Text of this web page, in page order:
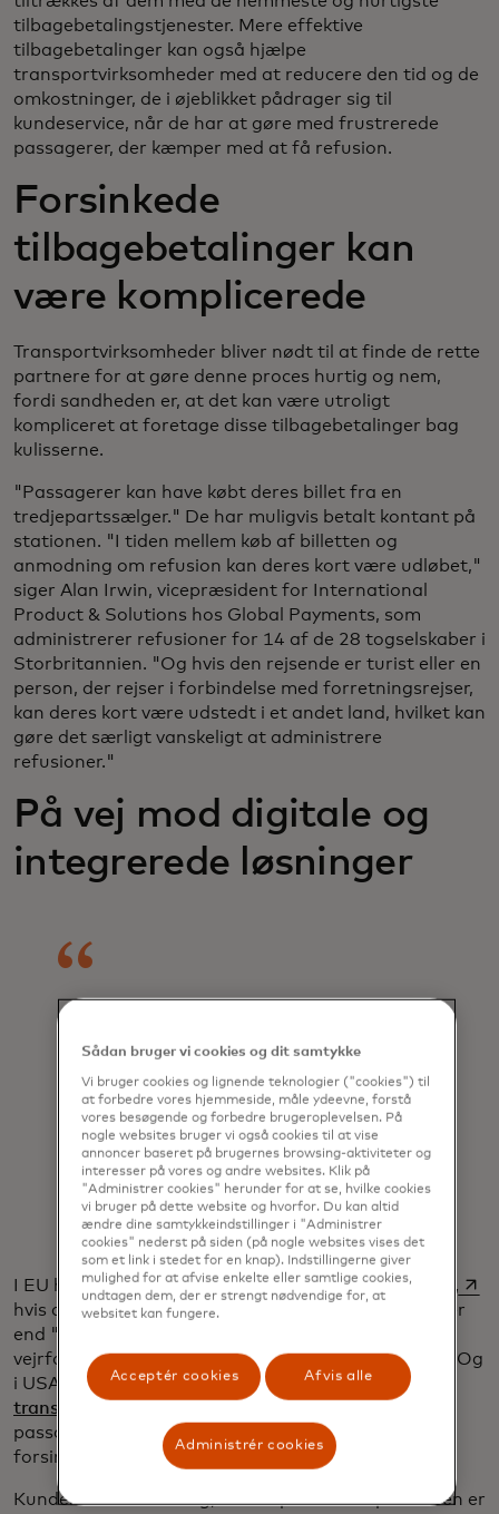
tilbagebetalingstjenester. Mere effektive
tilbagebetalinger kan også hjælpe
transportvirksomheder med at reducere den tid og de
omkostninger, de i øjeblikket pådrager sig til
kundeservice, når de har at gøre med frustrerede
passagerer, der kæmper med at få refusion.
Forsinkede
tilbagebetalinger kan
være komplicerede
Transportvirksomheder bliver nødt til at finde de rette
partnere for at gøre denne proces hurtig og nem,
fordi sandheden er, at det kan være utroligt
kompliceret at foretage disse tilbagebetalinger bag
kulisserne.
"Passagerer kan have købt deres billet fra en
tredjepartssælger." De har muligvis betalt kontant på
stationen. "I tiden mellem køb af billetten og
anmodning om refusion kan deres kort være udløbet,"
siger Alan Irwin, vicepræsident for International
Product & Solutions hos Global Payments, som
administrerer refusioner for 14 af de 28 togselskaber i
Storbritannien. "Og hvis den rejsende er turist eller en
person, der rejser i forbindelse med forretningsrejser,
kan deres kort være udstedt i et andet land, hvilket kan
gøre det særligt vanskeligt at administrere
refusioner."
På vej mod digitale og
integrerede løsninger
Med flere og flere mennesker, der
rejser i disse dage, er der et øget
behov for at lette
kompensationsprocessen, når folk
oplever rejseforsinkelser.
Tulsi Narayan Head of Commercial & New
Payment Flows Europe at Mastercard
I EU har flypassagerer allerederet til kompensation,
hvis deres fly forsinkes eller aflyses af andre årsager
end "ekstraordinære omstændigheder", såsom
vejrforhold, sikkerhedsrisici eller politisk ustabilitet. Og
i USA kræver enny regel udstedt af
transportministeriet,
passagerer automatisk refusion, når flyrejser
forsinkes eller aflyses.
Kunder forventer i dag, at kompensationsprocessen er
Sådan bruger vi cookies og dit samtykke
Vi bruger cookies og lignende teknologier ("cookies") til
at forbedre vores hjemmeside, måle ydeevne, forstå
vores besøgende og forbedre brugeroplevelsen. På
nogle websites bruger vi også cookies til at vise
annoncer baseret på brugernes browsing-aktiviteter og
interesser på vores og andre websites. Klik på
"Administrer cookies" herunder for at se, hvilke cookies
vi bruger på dette website og hvorfor. Du kan altid
ændre dine samtykkeindstillinger i "Administrer
cookies" nederst på siden (på nogle websites vises det
som et link i stedet for en knap). Indstillingerne giver
mulighed for at afvise enkelte eller samtlige cookies,
undtagen dem, der er strengt nødvendige for, at
websitet kan fungere.
Acceptér cookies Afvis alle
Administrér cookies